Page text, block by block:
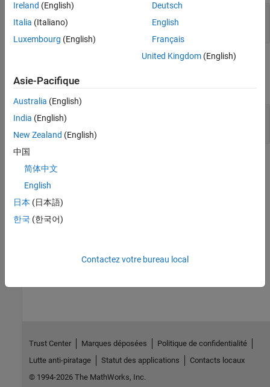
— Array of strings
character*(*)
expand all
pm— Pointer to
Version History
Introduced before R2006a
See Also
How useful was this information?
Ireland (English)
Italia (Italiano)
Luxembourg (English)
Deutsch
English
Français
United Kingdom(English)
Asie-Pacifique
Australia (English)
India (English)
New Zealand (English)
中国
简体中文
English
日本 (日本語)
한국 (한국어)
Contactez votre bureau local
Trust Center Marques déposées
Politique de confidentialité
Lutte anti-piratage
Statut des applications
Contacts locaux
© 1994-2026 The MathWorks, Inc.